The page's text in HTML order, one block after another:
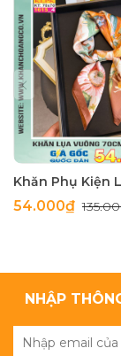
54.000₫
NHẬP